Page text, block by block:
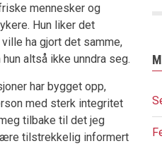
mennesker og
Hun liker det
ha gjort det samme,
altså ikke unndra seg.
har bygget opp,
med sterk integritet
tilbake til det jeg
tilstrekkelig informert